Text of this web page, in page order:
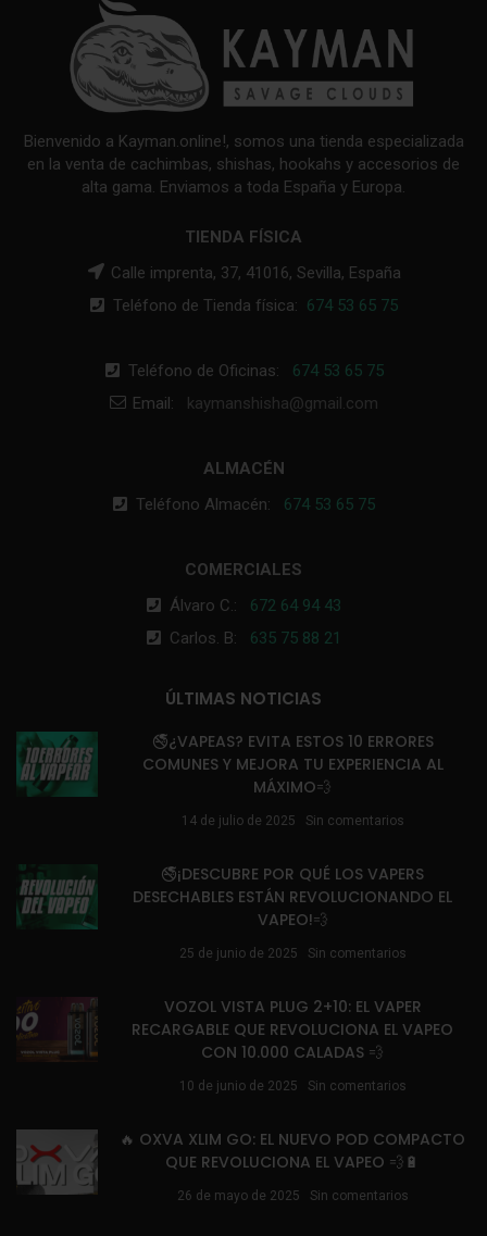
Bienvenido a Kayman.online!, somos una tienda especializada
en la venta de cachimbas, shishas, hookahs y accesorios de
alta gama. Enviamos a toda España y Europa.
TIENDA FÍSICA
Calle imprenta, 37, 41016, Sevilla, España
Teléfono de Tienda física: 674 53 65 75
Teléfono de Oficinas: 674 53 65 75
Email: kaymanshisha@gmail.com
ALMACÉN
Teléfono Almacén: 674 53 65 75
COMERCIALES
Álvaro C.: 672 64 94 43
Carlos. B: 635 75 88 21
ÚLTIMAS NOTICIAS
🚭¿VAPEAS? EVITA ESTOS 10 ERRORES
COMUNES Y MEJORA TU EXPERIENCIA AL
MÁXIMO💨
14 de julio de 2025 Sin comentarios
🚭¡DESCUBRE POR QUÉ LOS VAPERS
DESECHABLES ESTÁN REVOLUCIONANDO EL
VAPEO!💨
25 de junio de 2025 Sin comentarios
VOZOL VISTA PLUG 2+10: EL VAPER
RECARGABLE QUE REVOLUCIONA EL VAPEO
CON 10.000 CALADAS 💨
10 de junio de 2025 Sin comentarios
🔥 OXVA XLIM GO: EL NUEVO POD COMPACTO
QUE REVOLUCIONA EL VAPEO 💨🔋
26 de mayo de 2025 Sin comentarios